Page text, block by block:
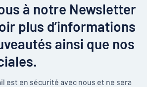
à notre Newsletter
plus d’informations
ainsi que nos
est en sécurité avec nous et ne sera